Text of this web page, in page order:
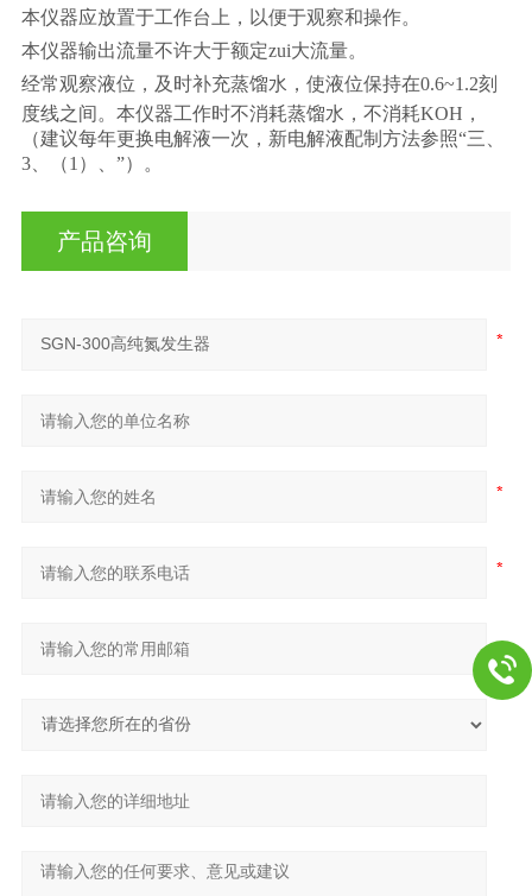
本仪器应放置于工作台上，以便于观察和操作。
本仪器输出流量不许大于额定zui大流量。
经常观察液位，及时补充蒸馏水，使液位保持在0.6~1.2刻
度线之间。本仪器工作时不消耗蒸馏水，不消耗KOH，
（建议每年更换电解液一次，新电解液配制方法参照“三、
3、（1）、”）。
产品咨询